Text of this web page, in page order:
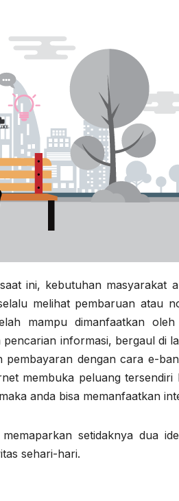
ini, kebutuhan masyarakat
melihat pembaruan atau
mampu dimanfaatkan
informasi, bergaul di
pembayaran dengan cara e-
membuka peluang
anda bisa memanfaatkan
setidaknya dua
sehari-hari.